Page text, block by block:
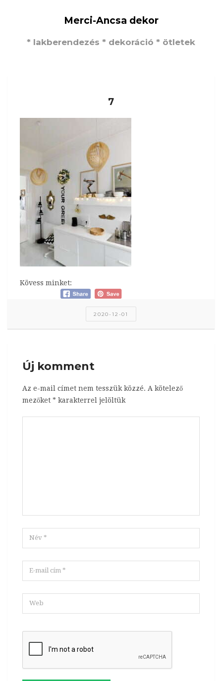
Merci-Ancsa dekor
* lakberendezés * dekoráció * ötletek
7
Kövess minket:
2020-12-01
Új komment
Az e-mail címet nem tesszük közzé. A kötelező
mezőket * karakterrel jelöltük